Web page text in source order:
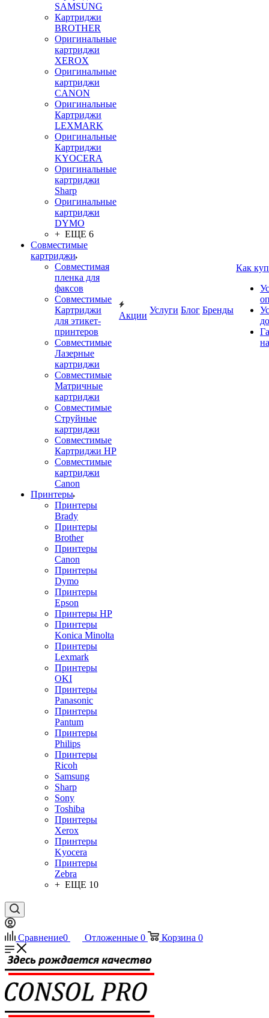
SAMSUNG
Картриджи
BROTHER
Оригинальные
картриджи
XEROX
Оригинальные
картриджи
CANON
Оригинальные
Картриджи
LEXMARK
Оригинальные
Картриджи
KYOCERA
Оригинальные
картриджи
Sharp
Оригинальные
картриджи
DYMO
+ ЕЩЕ 6
Совместимые
картриджи
Совместимая
пленка для
факсов
Совместимые
Картриджи
для этикет-
принтеров
Совместимые
Лазерные
картриджи
Совместимые
Матричные
картриджи
Совместимые
Струйные
картриджи
Совместимые
Картриджи HP
Совместимые
картриджи
Canon
Принтеры
Принтеры
Brady
Принтеры
Brother
Принтеры
Canon
Принтеры
Dymo
Принтеры
Epson
Принтеры HP
Принтеры
Konica Minolta
Принтеры
Lexmark
Принтеры
OKI
Принтеры
Panasonic
Принтеры
Pantum
Принтеры
Philips
Принтеры
Ricoh
Samsung
Sharp
Sony
Toshiba
Принтеры
Xerox
Принтеры
Kyocera
Принтеры
Zebra
+ ЕЩЕ 10
Акции
Услуги Блог Бренды
Как
Сравнение0 Отложенные 0 Корзина 0